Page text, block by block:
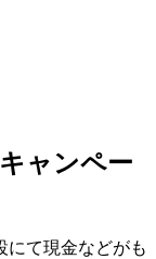
ャンペー
にて現金などがも